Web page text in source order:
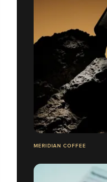
MERIDIAN COFFEE